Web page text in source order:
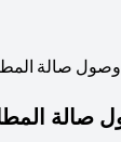
صالة